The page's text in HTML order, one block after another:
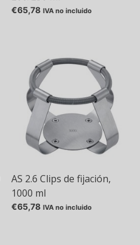
€65,78 IVA no incluido
AS 2.6 Clips de fijación,
1000 ml
€65,78 IVA no incluido